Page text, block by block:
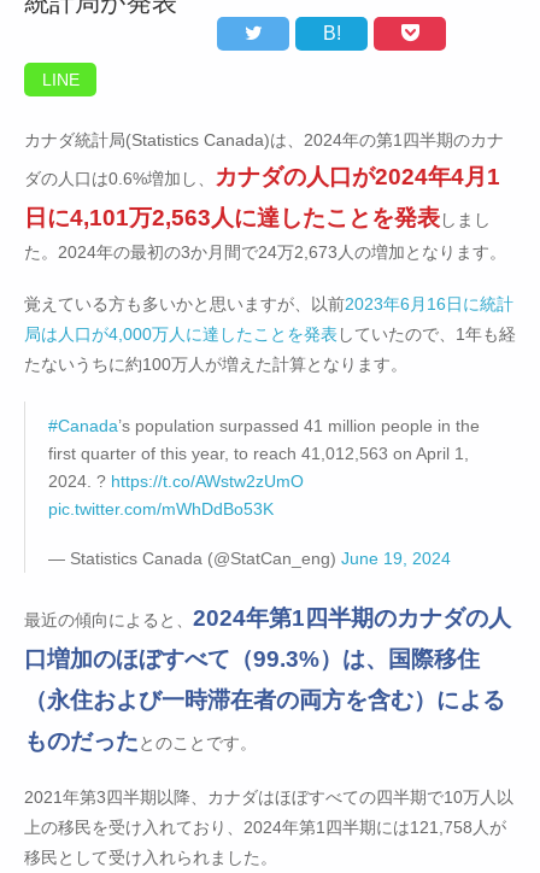
B!
LINE
カナダ統計局(Statistics Canada)は、2024年の第1四半期のカナ
ダの人口は0.6%増加し、
カナダの人口が2024年4月1
日に4,101万2,563人に達したことを発表しまし
た。2024年の最初の3か月間で24万2,673人の増加となります。
覚えている方も多いかと思いますが、以前2023年6月16日に統計
局は人口が4,000万人に達したことを発表 していたので、1年も経
たないうちに約100万人が増えた計算となります。
#Canada’s population surpassed 41 million people in the
first quarter of this year, to reach 41,012,563 on April 1,
2024. ? https://t.co/AWstw2zUmO
pic.twitter.com/mWhDdBo53K
— Statistics Canada (@StatCan_eng) June 19, 2024
最近の傾向によると、 2024年第1四半期のカナダの人
口増加のほぼすべて（99.3%）は、国際移住
（永住および一時滞在者の両方を含む）による
ものだったとのことです。
2021年第3四半期以降、カナダはほぼすべての四半期で10万人以
上の移民を受け入れており、2024年第1四半期には121,758人が
移民として受け入れられました。